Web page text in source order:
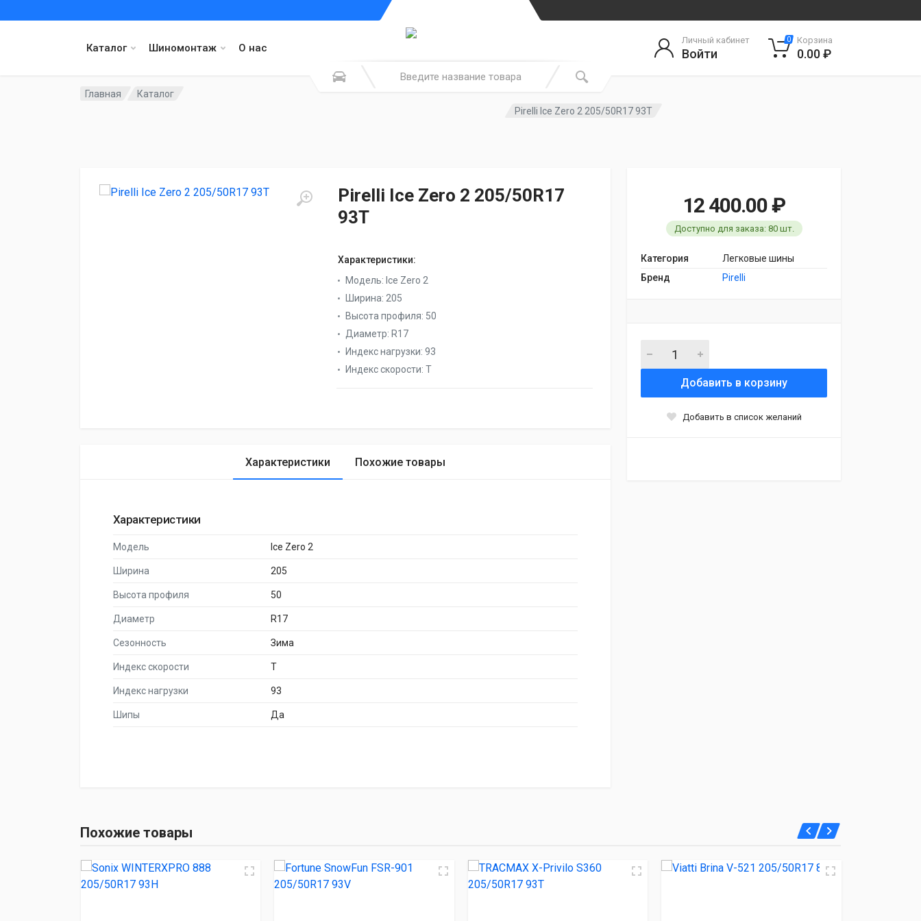
Каталог Шиномонтаж О нас
Личный кабинет
Войти
0 Корзина
0.00 ₽
Главная
Каталог
Pirelli Ice Zero 2 205/50R17 93T
Pirelli Ice Zero 2 205/50R17
93T
Характеристики:
Модель: Ice Zero 2
Ширина: 205
Высота профиля: 50
Диаметр: R17
Индекс нагрузки: 93
Индекс скорости: T
12 400.00 ₽
Доступно для заказа: 80 шт.
Категория
Легковые шины
Бренд
Pirelli
Добавить в корзину
Добавить в список желаний
Характеристики Похожие товары
Характеристики
Модель Ice Zero 2
Ширина 205
Высота профиля 50
Диаметр R17
Сезонность Зима
Индекс скорости T
Индекс нагрузки 93
Шипы Да
TRACMAX X-Privilo S360 205/50R17 93T
Похожие товары